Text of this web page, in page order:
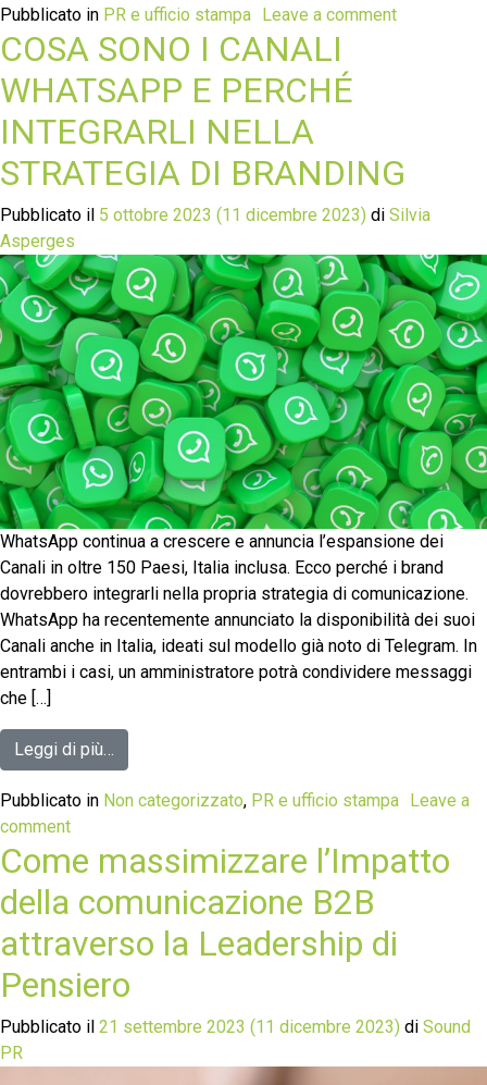
Pubblicato in PR e ufficio stampa Leave a comment
COSA SONO I CANALI
WHATSAPP E PERCHÉ
INTEGRARLI NELLA
STRATEGIA DI BRANDING
Pubblicato il 5 ottobre 2023 (11 dicembre 2023) di Silvia
Asperges
WhatsApp continua a crescere e annuncia l’espansione dei
Canali in oltre 150 Paesi, Italia inclusa. Ecco perché i brand
dovrebbero integrarli nella propria strategia di comunicazione.
WhatsApp ha recentemente annunciato la disponibilità dei suoi
Canali anche in Italia, ideati sul modello già noto di Telegram. In
entrambi i casi, un amministratore potrà condividere messaggi
che […]
Leggi di più…
Pubblicato in Non categorizzato, PR e ufficio stampa Leave a
comment
Come massimizzare l’Impatto
della comunicazione B2B
attraverso la Leadership di
Pensiero
Pubblicato il 21 settembre 2023 (11 dicembre 2023) di Sound
PR